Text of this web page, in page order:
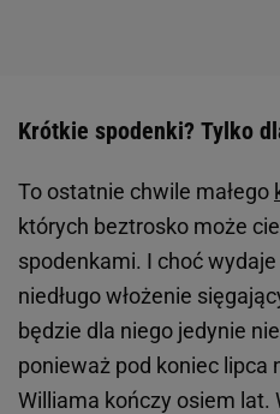
Krótkie spodenki? Tylko
To ostatnie chwile małego
których beztrosko może
spodenkami. I choć
niedługo włożenie
będzie dla niego jedynie
ponieważ pod koniec lipca
Williama kończy osiem lat.